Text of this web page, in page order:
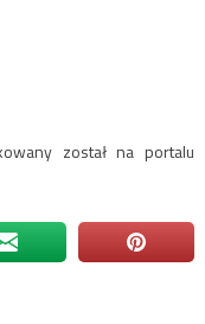
został na portalu